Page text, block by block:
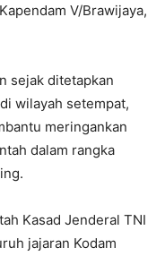
V/Brawijaya,
sejak ditetapkan
wilayah setempat,
meringankan
dalam rangka
Kasad Jenderal TNI
jajaran Kodam